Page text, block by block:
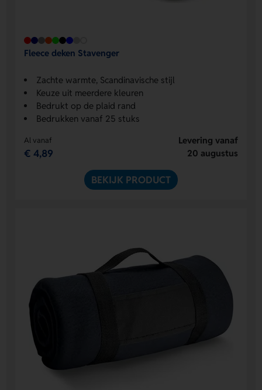
Fleece deken Stavenger
Zachte warmte, Scandinavische stijl
Keuze uit meerdere kleuren
Bedrukt op de plaid rand
Bedrukken vanaf 25 stuks
Al vanaf
€ 4,89
Levering vanaf
20 augustus
BEKIJK PRODUCT